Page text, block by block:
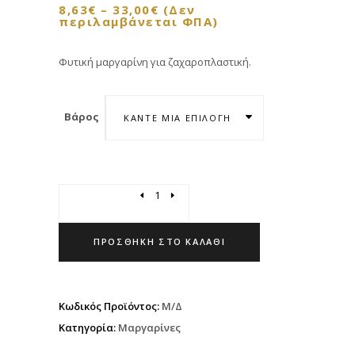
8,63€ – 33,00€ (Δεν
περιλαμβάνεται ΦΠΑ)
Φυτική μαργαρίνη για ζαχαροπλαστική.
Βάρος ΚΆΝΤΕ ΜΊΑ ΕΠΙΛΟΓΉ
ΠΡΟΣΘΉΚΗ ΣΤΟ ΚΑΛΆΘΙ
Κωδικός Προϊόντος: Μ/Δ
Κατηγορία: Μαργαρίνες